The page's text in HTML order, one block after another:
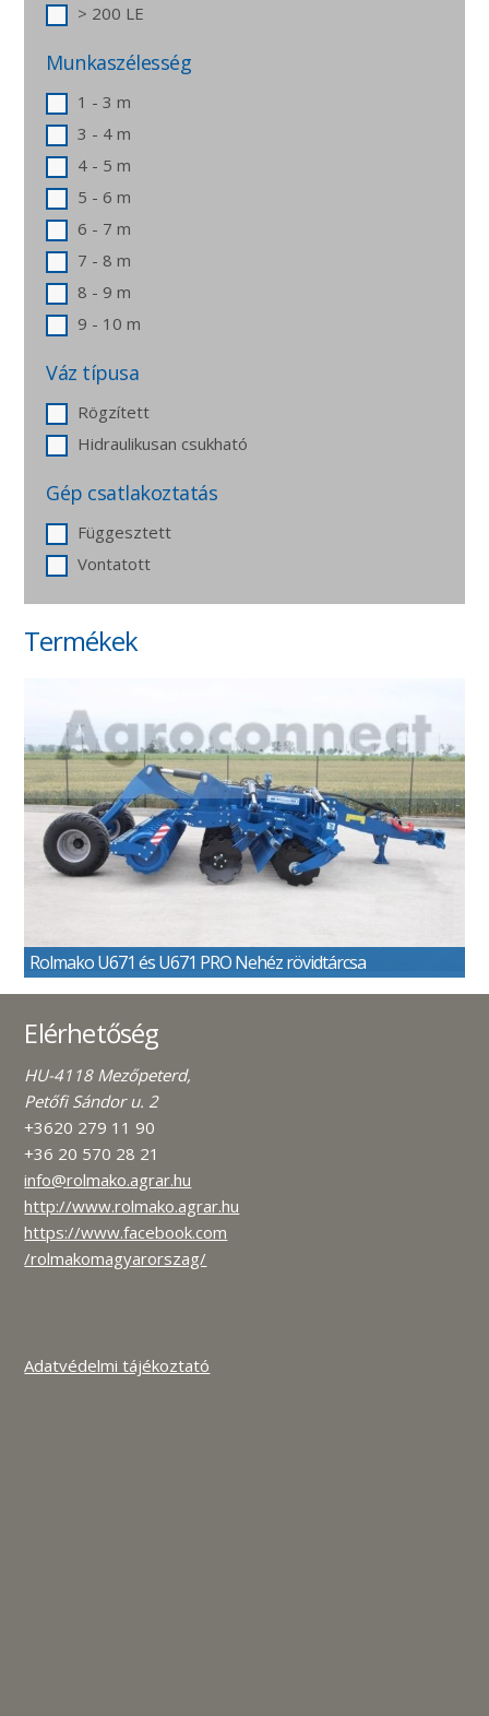
> 200 LE
Munkaszélesség
1 - 3 m
3 - 4 m
4 - 5 m
5 - 6 m
6 - 7 m
7 - 8 m
8 - 9 m
9 - 10 m
Váz típusa
Rögzített
Hidraulikusan csukható
Gép csatlakoztatás
Függesztett
Vontatott
Termékek
Rolmako U671 és U671 PRO Nehéz rövidtárcsa
Elérhetőség
HU-4118 Mezőpeterd,
Petőfi Sándor u. 2
+3620 279 11 90
+36 20 570 28 21
info@rolmako.agrar.hu
http://www.rolmako.agrar.hu
https://www.facebook.com
/rolmakomagyarorszag/
Adatvédelmi tájékoztató